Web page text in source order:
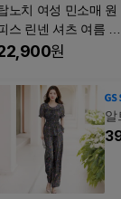
노치 여성 민소매 원
스 린넨 셔츠 여름 투
스 세트원
알